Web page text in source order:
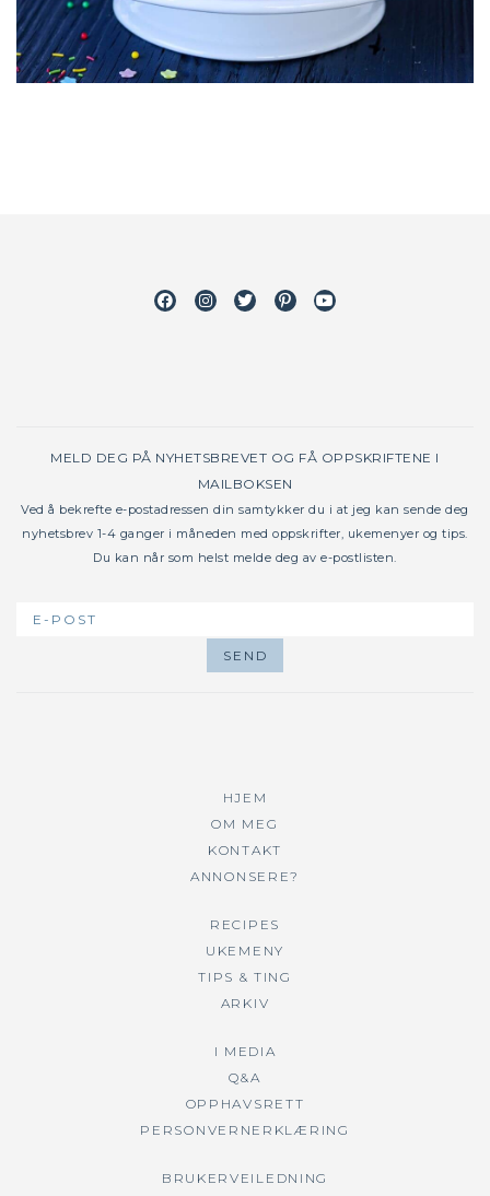
FacebookInstagram
TwitterPinterestYoutube
MELD DEG PÅ NYHETSBREVET OG FÅ OPPSKRIFTENE I
MAILBOKSEN
Ved å bekrefte e-postadressen din samtykker du i at jeg kan sende deg
nyhetsbrev 1-4 ganger i måneden med oppskrifter, ukemenyer og tips.
Du kan når som helst melde deg av e-postlisten.
HJEM
OM MEG
KONTAKT
ANNONSERE?
RECIPES
UKEMENY
TIPS & TING
ARKIV
I MEDIA
Q&A
OPPHAVSRETT
PERSONVERNERKLÆRING
BRUKERVEILEDNING